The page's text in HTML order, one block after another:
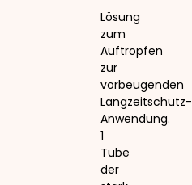
Lösung
zum
Auftropfen
zur
vorbeugenden
Langzeitschutz-
Anwendung.
1
Tube
der